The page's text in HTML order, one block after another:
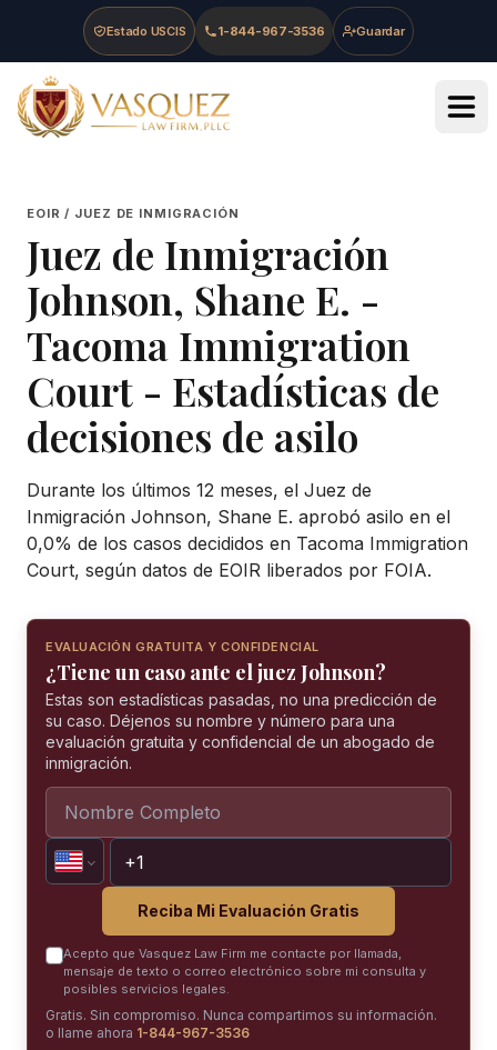
Skip to main content
Skip to navigation
Skip to footer
Estado USCIS 1-844-967-3536 Guardar
Vasquez Law Firm - Home
EOIR / JUEZ DE INMIGRACIÓN
Juez de Inmigración
Johnson, Shane E. -
Tacoma Immigration
Court - Estadísticas de
decisiones de asilo
Durante los últimos 12 meses, el Juez de
Inmigración Johnson, Shane E. aprobó asilo en el
0,0% de los casos decididos en Tacoma Immigration
Court, según datos de EOIR liberados por FOIA.
EVALUACIÓN GRATUITA Y CONFIDENCIAL
¿Tiene un caso ante el juez Johnson?
Estas son estadísticas pasadas, no una predicción de
su caso. Déjenos su nombre y número para una
evaluación gratuita y confidencial de un abogado de
inmigración.
Reciba Mi Evaluación Gratis
Acepto que Vasquez Law Firm me contacte por llamada,
mensaje de texto o correo electrónico sobre mi consulta y
posibles servicios legales.
Gratis. Sin compromiso. Nunca compartimos su información.
o llame ahora 1-844-967-3536